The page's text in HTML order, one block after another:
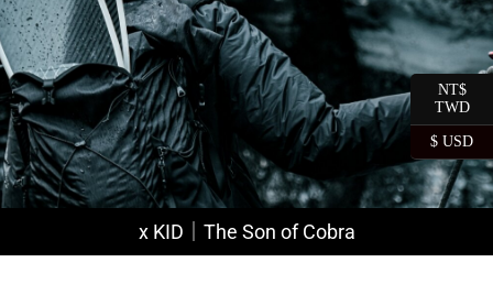
x KID｜The Son of Cobra
NT$
TWD
$ USD